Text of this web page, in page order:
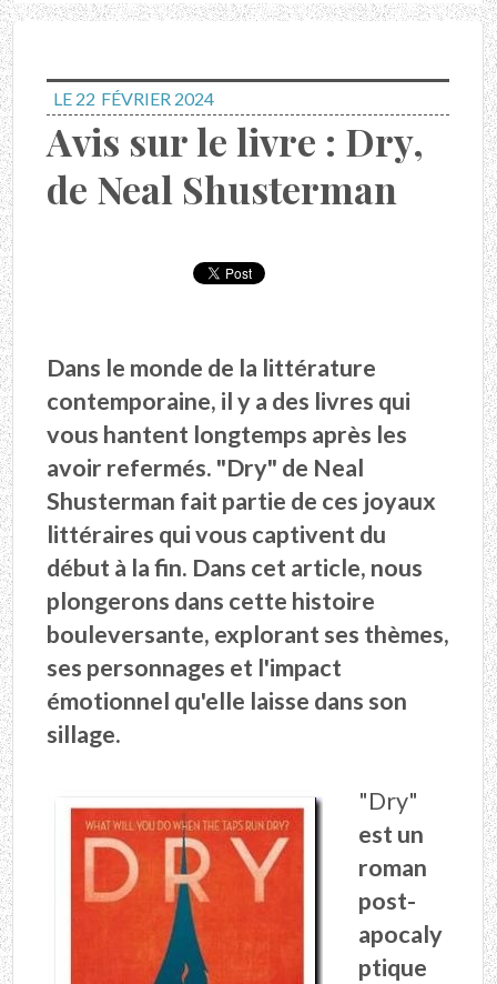
LE 22 FÉVRIER 2024
Avis sur le livre : Dry,
de Neal Shusterman
Dans le monde de la littérature
contemporaine, il y a des livres qui
vous hantent longtemps après les
avoir refermés. "Dry" de Neal
Shusterman fait partie de ces joyaux
littéraires qui vous captivent du
début à la fin. Dans cet article, nous
plongerons dans cette histoire
bouleversante, explorant ses thèmes,
ses personnages et l'impact
émotionnel qu'elle laisse dans son
sillage.
"Dry"
est un
roman
post-
apocaly
ptique